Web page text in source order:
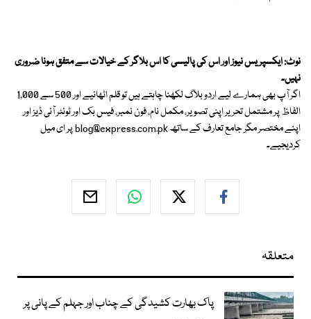
نوٹ: ایکسپریس نیوز اور اس کی پالیسی کا اس بلاگر کے خیالات سے متفق ہونا ضروری
نہیں۔
اگر آپ بھی ہمارے لیے اردو بلاگ لکھنا چاہتے ہیں تو قلم اٹھائیے اور 500 سے 1,000
الفاظ پر مشتمل تحریر اپنی تصویر، مکمل نام، فون نمبر، فیس بک اور ٹوئٹر آئی ڈیز اور
اپنے مختصر مگر جامع تعارف کے ساتھblog@express.com.pkپر ای میل
کردیجیے۔
متعلقہ
پاک بھارت کشیدگی کے چناب اور جہلم کے پانی پر